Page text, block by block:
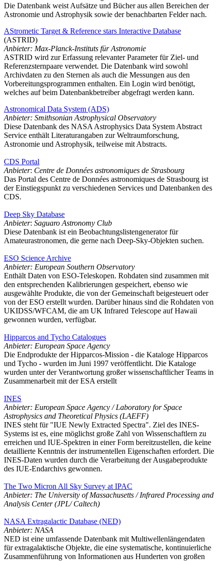
Die Datenbank weist Aufsätze und Bücher aus allen Bereichen der
Astronomie und Astrophysik sowie der benachbarten Felder nach.
AStrometic Target & Reference stars Interactive Database
(ASTRID)
Anbieter: Max-Planck-Instituts für Astronomie
ASTRID wird zur Erfassung relevanter Parameter für Ziel- und
Referenzsternpaare verwendet. Die Datenbank wird sowohl
Archivdaten zu den Sternen als auch die Messungen aus den
Vorbereitungsprogrammen enthalten. Ein Login wird benötigt,
welches auf beim Datenbankbetreiber abgefragt werden kann.
Astronomical Data System (ADS)
Anbieter: Smithsonian Astrophysical Observatory
Diese Datenbank des NASA Astrophysics Data System Abstract
Service enthält Literaturangaben zur Weltraumforschung,
Astronomie und Astrophysik, teilweise mit Abstracts.
CDS Portal
Anbieter: Centre de Données astronomiques de Strasbourg
Das Portal des Centre de Données astronomiques de Strasbourg ist
der Einstiegspunkt zu verschiedenen Services und Datenbanken des
CDS.
Deep Sky Database
Anbieter: Saguaro Astronomy Club
Diese Datenbank ist ein Beobachtungslistengenerator für
Amateurastronomen, die gerne nach Deep-Sky-Objekten suchen.
ESO Science Archive
Anbieter: European Southern Observatory
Enthält Daten von ESO-Teleskopen. Rohdaten sind zusammen mit
den entsprechenden Kalibrierungen gespeichert, ebenso wie
ausgewählte Produkte, die von der Gemeinschaft beigesteuert oder
von der ESO erstellt wurden. Darüber hinaus sind die Rohdaten von
UKIDSS/WFCAM, die am UK Infrared Telescope auf Hawaii
gewonnen wurden, verfügbar.
Hipparcos and Tycho Catalogues
Anbieter: European Space Agency
Die Endprodukte der Hipparcos-Mission - die Kataloge Hipparcos
und Tycho - wurden im Juni 1997 veröffentlicht. Die Kataloge
wurden unter der Verantwortung großer wissenschaftlicher Teams in
Zusammenarbeit mit der ESA erstellt
INES
Anbieter: European Space Agency / Laboratory for Space
Astrophysics and Theoretical Physics (LAEFF)
INES steht für "IUE Newly Extracted Spectra". Ziel des INES-
Systems ist es, eine möglichst große Zahl von Wissenschaftlern zu
erreichen und IUE-Spektren in einer Form bereitzustellen, die keine
detaillierte Kenntnis der instrumentellen Eigenschaften erfordert. Die
INES-Daten wurden durch die Verarbeitung der Ausgabeprodukte
des IUE-Endarchivs gewonnen.
The Two Micron All Sky Survey at IPAC
Anbieter: The University of Massachusetts / Infrared Processing and
Analysis Center (JPL/ Caltech)
NASA Extragalactic Database (NED)
Anbieter: NASA
NED ist eine umfassende Datenbank mit Multiwellenlängendaten
für extragalaktische Objekte, die eine systematische, kontinuierliche
Zusammenführung von Informationen aus Hunderten von großen